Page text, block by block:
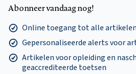
Abonneer vandaag nog!
Online toegang tot alle
Gepersonaliseerde alerts voor
Artikelen voor opleiding en
geaccrediteerde toetsen